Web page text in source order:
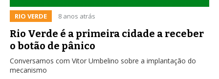
RIO VERDE 8 anos atrás
Rio Verde é a primeira cidade a receber
o botão de pânico
Conversamos com Vitor Umbelino sobre a implantação do
mecanismo